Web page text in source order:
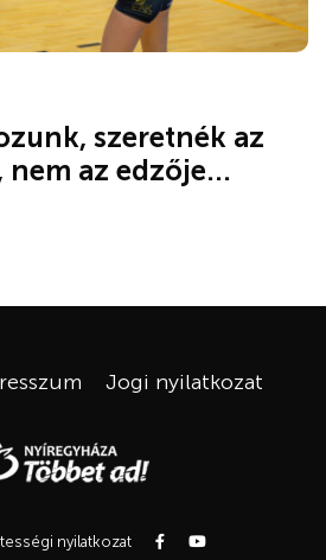
szeretnék az
az edzője...
Jogi nyilatkozat
nyilatkozat